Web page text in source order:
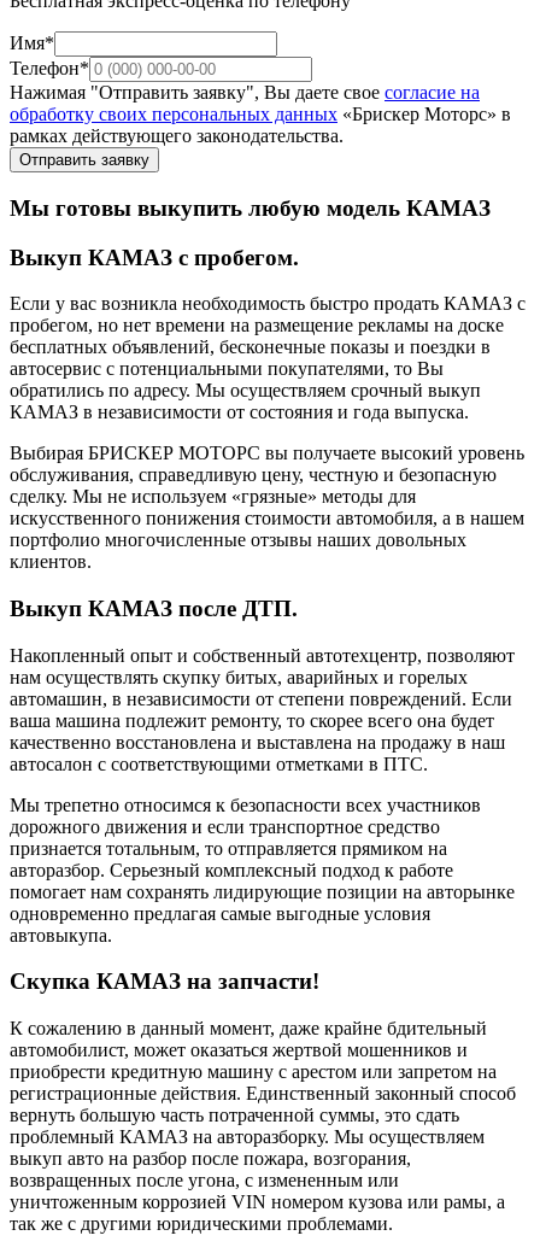
Имя*
Телефон*
Нажимая "Отправить заявку", Вы даете свое согласие на
обработку своих персональных данных «Брискер Моторс» в
рамках действующего законодательства.
Отправить заявку
Мы готовы выкупить любую модель КАМАЗ
Выкуп КАМАЗ с пробегом.
Если у вас возникла необходимость быстро продать КАМАЗ с
пробегом, но нет времени на размещение рекламы на доске
бесплатных объявлений, бесконечные показы и поездки в
автосервис с потенциальными покупателями, то Вы
обратились по адресу. Мы осуществляем срочный выкуп
КАМАЗ в независимости от состояния и года выпуска.
Выбирая БРИСКЕР МОТОРС вы получаете высокий уровень
обслуживания, справедливую цену, честную и безопасную
сделку. Мы не используем «грязные» методы для
искусственного понижения стоимости автомобиля, а в нашем
портфолио многочисленные отзывы наших довольных
клиентов.
Выкуп КАМАЗ после ДТП.
Накопленный опыт и собственный автотехцентр, позволяют
нам осуществлять скупку битых, аварийных и горелых
автомашин, в независимости от степени повреждений. Если
ваша машина подлежит ремонту, то скорее всего она будет
качественно восстановлена и выставлена на продажу в наш
автосалон с соответствующими отметками в ПТС.
Мы трепетно относимся к безопасности всех участников
дорожного движения и если транспортное средство
признается тотальным, то отправляется прямиком на
авторазбор. Серьезный комплексный подход к работе
помогает нам сохранять лидирующие позиции на авторынке
одновременно предлагая самые выгодные условия
автовыкупа.
Скупка КАМАЗ на запчасти!
К сожалению в данный момент, даже крайне бдительный
автомобилист, может оказаться жертвой мошенников и
приобрести кредитную машину с арестом или запретом на
регистрационные действия. Единственный законный способ
вернуть большую часть потраченной суммы, это сдать
проблемный КАМАЗ на авторазборку. Мы осуществляем
выкуп авто на разбор после пожара, возгорания,
возвращенных после угона, с измененным или
уничтоженным коррозией VIN номером кузова или рамы, а
так же с другими юридическими проблемами.